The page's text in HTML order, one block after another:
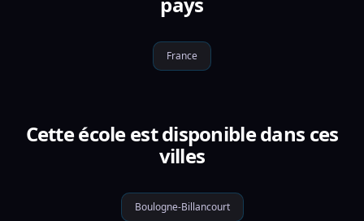
France
Cette école est disponible dans ces
villes
Boulogne-Billancourt